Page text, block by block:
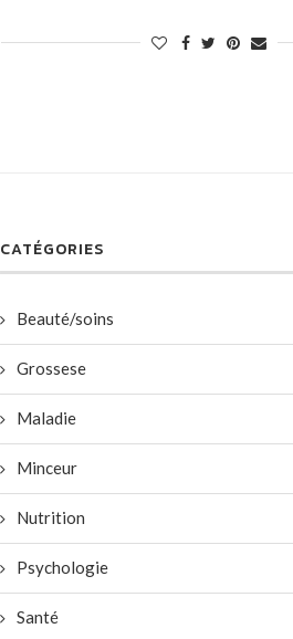
CATÉGORIES
Beauté/soins
Grossese
Maladie
Minceur
Nutrition
Psychologie
Santé